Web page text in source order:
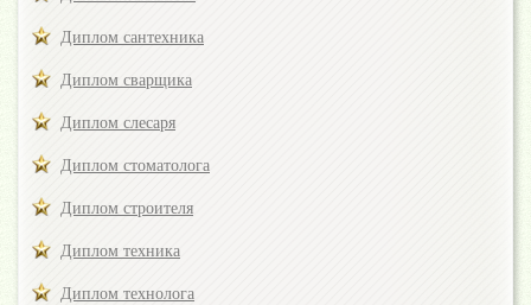
Диплом сантехника
Диплом сварщика
Диплом слесаря
Диплом стоматолога
Диплом строителя
Диплом техника
Диплом технолога